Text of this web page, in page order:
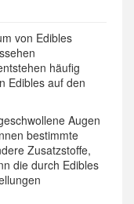
von Edibles
häufig
Edibles auf den
Augen
bestimmte
Zusatzstoffe,
die durch Edibles